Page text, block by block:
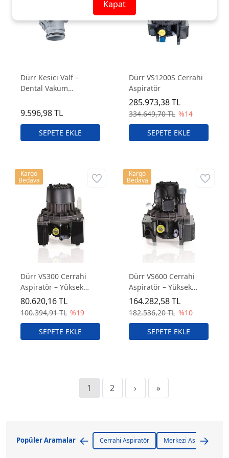
Dürr Kesici Valf –
Dental Vakum
Dayanımlı Shut-Off
9.596,98 TL
Dürr VS1200S Cerrahi
Aspiratör
334.649,70 TL %14
285.973,38 TL
Dürr VS300 Cerrahi
Aspiratör – Yüksek
Vakum Gücüne Sahip
Aspiratör
100.394,91 TL %19
80.620,16 TL
Kargo
Bedava
Dürr VS600 Cerrahi
Aspiratör – Yüksek
Vakum Gücüne Sahip
Aspiratör Cihazı
182.536,20 TL %10
164.282,58 TL
Kargo
Bedava
1 2 › »
Popüler Aramalar ← Cerrahi Aspiratör Merkezi Aspiratör
→
Kapat